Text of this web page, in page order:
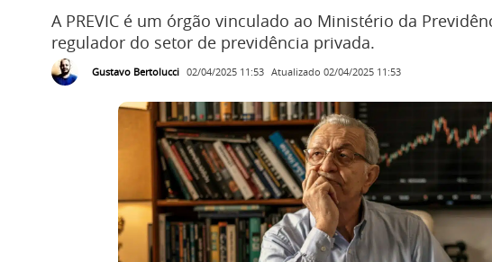
A PREVIC é um órgão vinculado ao Ministério da
regulador do setor de previdência privada.
Gustavo Bertolucci 02/04/2025 11:53 Atualizado 02/04/2025 11:53